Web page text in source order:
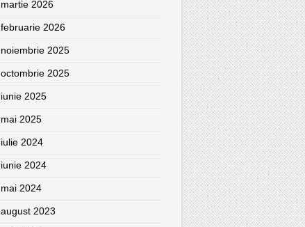
martie 2026
februarie 2026
noiembrie 2025
octombrie 2025
iunie 2025
mai 2025
iulie 2024
iunie 2024
mai 2024
august 2023